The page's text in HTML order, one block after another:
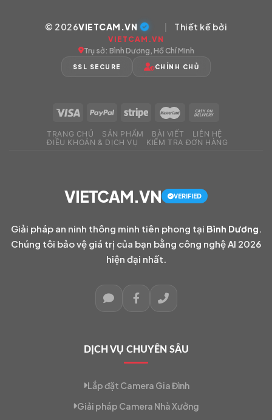
© 2026VIETCAM.VN | Thiết kế bởi
VIETCAM.VN
Trụ sở: Bình Dương, Hồ Chí Minh
SSL SECURE CHÍNH CHỦ
TRANG CHỦ SẢN PHẨM BÀI VIẾT
LIÊN HỆ
ĐIỀU KHOẢN & DỊCH VỤ
KIỂM TRA ĐƠN HÀNG
VIETCAM.VN VERIFIED
Giải pháp an ninh thông minh tiên phong tại Bình Dương
Chúng tôi bảo vệ giá trị của bạn bằng công nghệ AI 2026
hiện đại nhất.
DỊCH VỤ CHUYÊN SÂU
Lắp đặt Camera Gia Đình
Giải pháp Camera Nhà Xưởng